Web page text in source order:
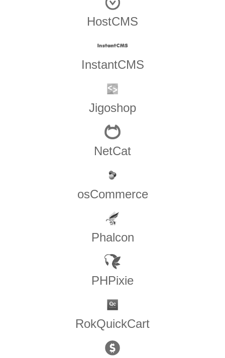
HostCMS
InstantCMS
Jigoshop
NetCat
osCommerce
Phalcon
PHPixie
RokQuickCart